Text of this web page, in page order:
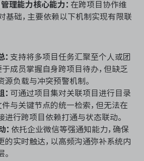
理能力核心能力： 在跨项目协作维
基础，主要依赖以下机制实现有限联
支持将多项目任务汇聚至个人或团
于成员掌握自身跨项目待办，但缺乏
源负载与冲突预警机制。
可通过项目集对关联项目进行目录
件与关键节点的统一检索，但无法在
进行跨项目依赖打通与状态联动。
： 依托企业微信等强通知能力，确保
的实时触达，以高频沟通弥补系统内